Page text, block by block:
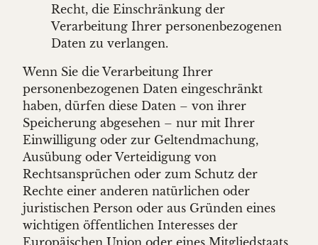
Recht, die Einschränkung der
Verarbeitung Ihrer personenbezogenen
Daten zu verlangen.
Wenn Sie die Verarbeitung Ihrer
personenbezogenen Daten eingeschränkt
haben, dürfen diese Daten – von ihrer
Speicherung abgesehen – nur mit Ihrer
Einwilligung oder zur Geltendmachung,
Ausübung oder Verteidigung von
Rechtsansprüchen oder zum Schutz der
Rechte einer anderen natürlichen oder
juristischen Person oder aus Gründen eines
wichtigen öffentlichen Interesses der
Europäischen Union oder eines Mitgliedstaats